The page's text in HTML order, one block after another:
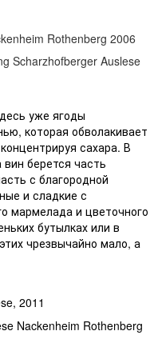
Rothenberg 2006
Scharzhofberger Auslese
уже ягоды
которая обволакивает
сахара. В
берется часть
с благородной
и сладкие с
мармелада и цветочного
бутылках или в
чрезвычайно мало, а
2011
Nackenheim Rothenberg